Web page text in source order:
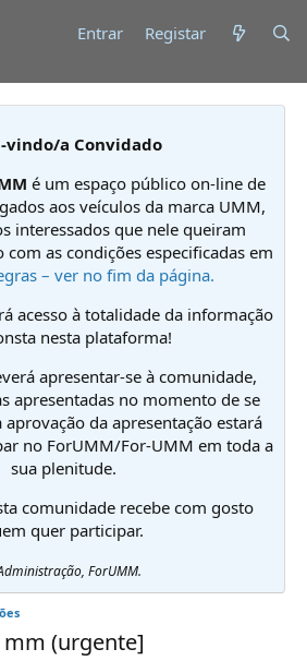
Entrar Registar
vindo/a Convidado
é um espaço público on-line de
aos veículos da marca UMM,
interessados que nele queiram
as condições especificadas em
– ver no fim da página.
acesso à totalidade da informação
nesta plataforma!
apresentar-se à comunidade,
apresentadas no momento de se
aprovação da apresentação estará
no ForUMM/For-UMM em toda a
sua plenitude.
comunidade recebe com gosto
quer participar.
ForUMM.
mm (urgente]